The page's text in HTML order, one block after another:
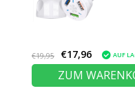
€19,95 €17,96 AUF
ZUM